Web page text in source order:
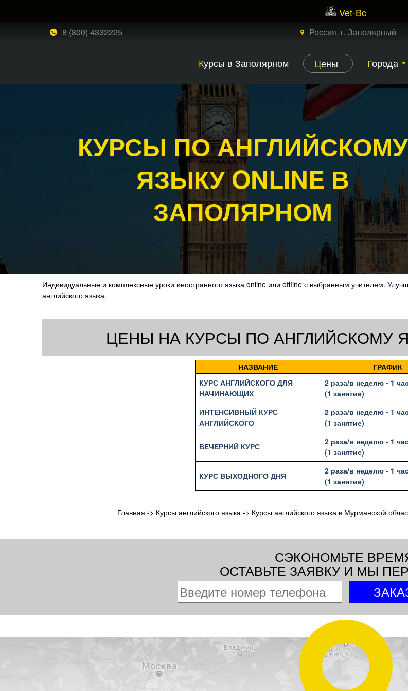
Vet-Bc
8 (800) 4332225 Россия, г. Заполярный
Курсы в Заполярном Цены Города
КУРСЫ ПО АНГЛИЙСКОМУ
ЯЗЫКУ ONLINE В
ЗАПОЛЯРНОМ
Индивидуальные и комплексные уроки иностранного языка online или offline с выбранным учителем.
английского языка.
ЦЕНЫ НА КУРСЫ ПО АНГЛИЙСКОМУ
НАЗВАНИЕ ГРАФИК
КУРС АНГЛИЙСКОГО ДЛЯ
НАЧИНАЮЩИХ
2 раза/в неделю - 1
(1 занятие)
ИНТЕНСИВНЫЙ КУРС
АНГЛИЙСКОГО
2 раза/в неделю - 1
(1 занятие)
ВЕЧЕРНИЙ КУРС
2 раза/в неделю - 1
(1 занятие)
КУРС ВЫХОДНОГО ДНЯ
2 раза/в неделю - 1
(1 занятие)
Главная -> Курсы английского языка -> Курсы английского языка в Мурманской
СЭКОНОМЬТЕ
ОСТАВЬТЕ ЗАЯВКУ И МЫ
ЗАКАЗАТЬ БЕСПЛАТНЫЙ